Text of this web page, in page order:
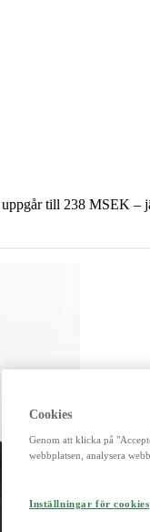
lantbrukare och är
till 238 MSEK
Cookies
Genom att klicka på
webbplatsen, analysera
Inställningar för cookies